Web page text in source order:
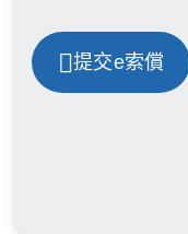
提交e索償